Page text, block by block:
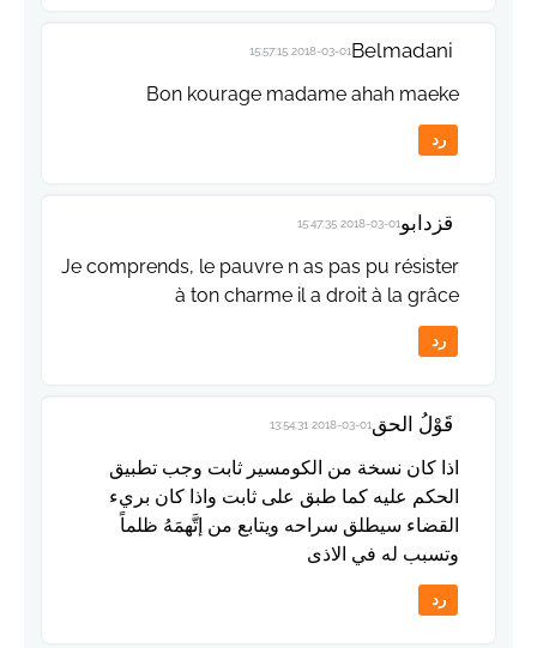
Belmadani
2018-03-01 15:57:15
Bon kourage madame ahah maeke
رد
قزدابو2018-03-01 15:47:35
Je comprends, le pauvre n as pas pu résister
à ton charme il a droit à la grâce
رد
قَوْلُ الحق2018-03-01 13:54:31
اذا كان نسخة من الكومسير ثابت وجب تطبيق
الحكم عليه كما طبق على ثابت واذا كان بريء
القضاء سيطلق سراحه ويتابع من إتَّهمَهُ ظلماً
وتسبب له في الاذى
رد